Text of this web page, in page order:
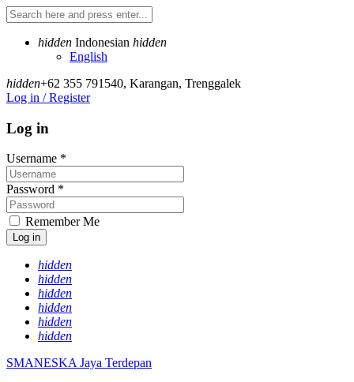
hidden Indonesian hidden
English
hidden+62 355 791540, Karangan, Trenggalek
Log in / Register
Log in
Username *
Password *
Remember Me
Log in
hidden
hidden
hidden
hidden
hidden
hidden
SMANESKA Jaya Terdepan